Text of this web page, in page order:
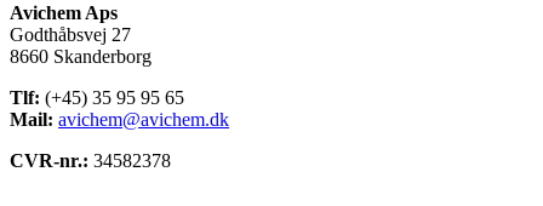
Avichem Aps
Godthåbsvej 27
8660 Skanderborg
Tlf: (+45) 35 95 95 65
Mail: avichem@avichem.dk
CVR-nr.: 34582378